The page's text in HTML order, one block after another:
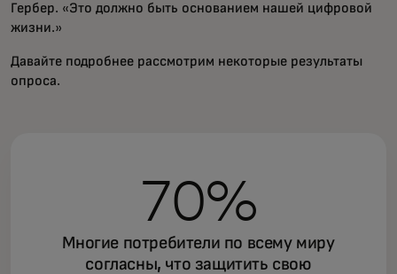
Гербер. «Это должно быть основанием нашей цифровой
жизни.»
Давайте подробнее рассмотрим некоторые результаты
опроса.
70%
Многие потребители по всему миру
согласны, что защитить свою